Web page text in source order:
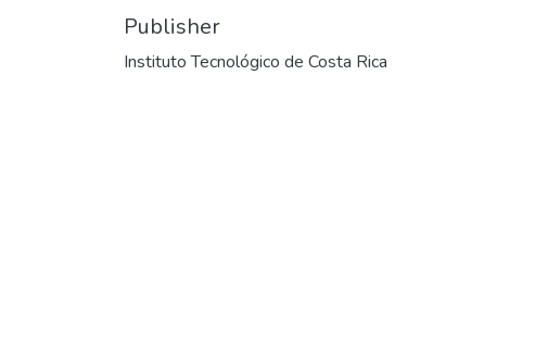
Publisher
Instituto Tecnológico de Costa Rica